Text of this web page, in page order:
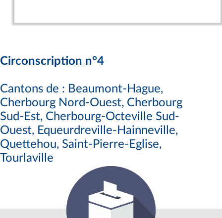
Circonscription n°4
Cantons de : Beaumont-Hague,
Cherbourg Nord-Ouest, Cherbourg
Sud-Est, Cherbourg-Octeville Sud-
Ouest, Equeurdreville-Hainneville,
Quettehou, Saint-Pierre-Eglise,
Tourlaville